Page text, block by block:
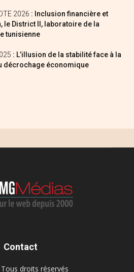
2026 : Inclusion financière et
le District II, laboratoire de la
tunisienne
: L’illusion de la stabilité face à la
décrochage économique
Contact
droits réservés